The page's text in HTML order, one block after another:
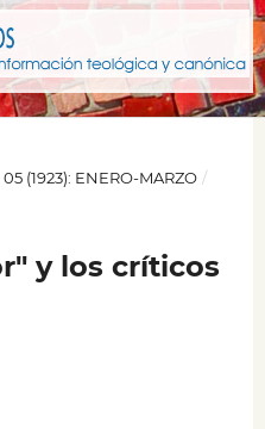
(1923): ENERO-MARZO /
y los críticos